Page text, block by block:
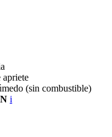
apriete
(sin combustible)
i